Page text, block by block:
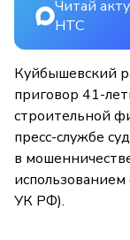
Читай
НТС
Куйбышевский
приговор 41-
строительной
пресс-службе
в
УК РФ).